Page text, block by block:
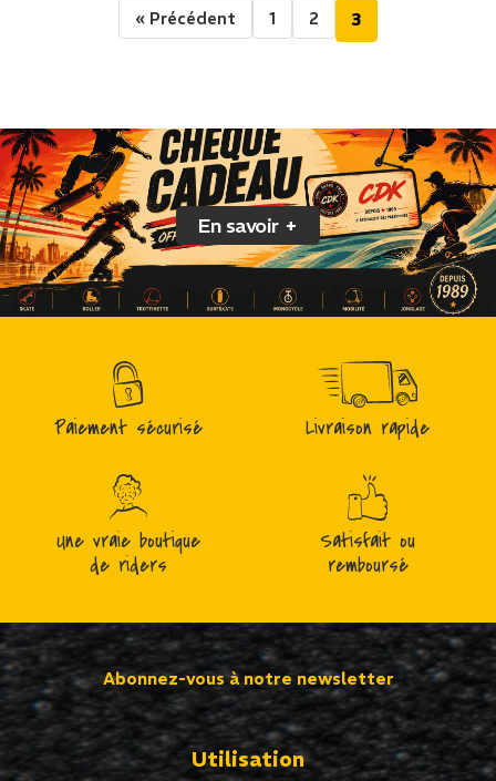
« Précédent 1 2 3
En savoir +
Paiement sécurisé Livraison rapide
Une vraie boutique
de riders
Satisfait ou
remboursé
Abonnez-vous à notre newsletter
Utilisation